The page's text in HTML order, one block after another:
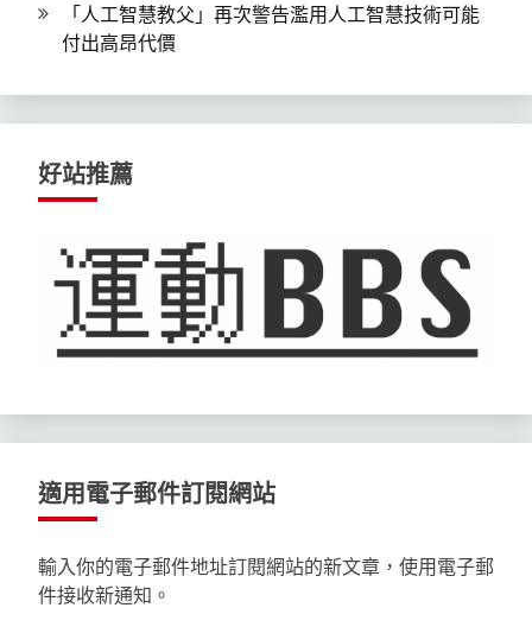
「人工智慧教父」再次警告濫用人工智慧技術可能
付出高昂代價
好站推薦
適用電子郵件訂閱網站
輸入你的電子郵件地址訂閱網站的新文章，使用電子郵
件接收新通知。